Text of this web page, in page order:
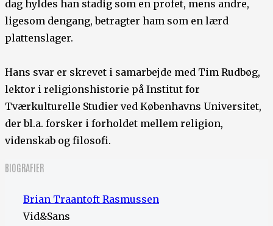
dag hyldes han stadig som en profet, mens andre,
ligesom dengang, betragter ham som en lærd
plattenslager.
Hans svar er skrevet i samarbejde med Tim Rudbøg,
lektor i religionshistorie på Institut for
Tværkulturelle Studier ved Københavns Universitet,
der bl.a. forsker i forholdet mellem religion,
videnskab og filosofi.
BIOGRAFIER
Brian Traantoft Rasmussen
Vid&Sans